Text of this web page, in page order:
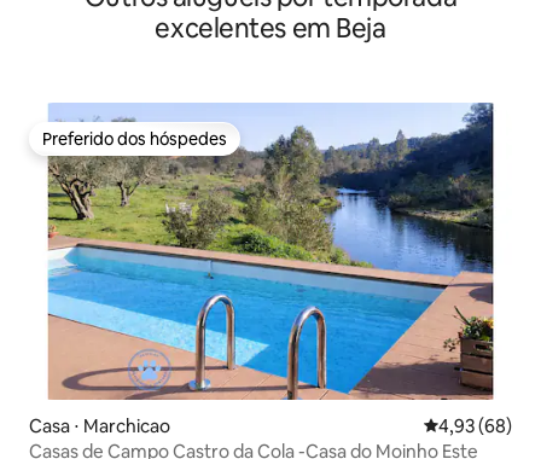
excelentes em Beja
Preferido dos hóspedes
Preferido dos hóspedes
Casa ⋅ Marchicao 4,93 de uma
4,93 (68)
Casas de Campo Castro da Cola -Casa do Moinho Este